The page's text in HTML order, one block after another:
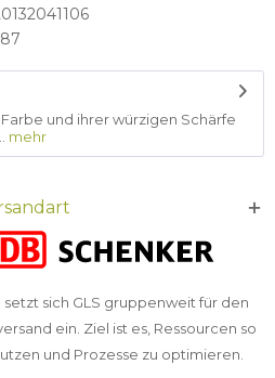
und ihrer würzigen Schärfe
mehr
sich GLS gruppenweit für den
ein. Ziel ist es, Ressourcen so
und Prozesse zu optimieren.